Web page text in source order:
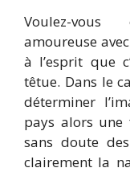
Voulez-
amoureuse
à l’esprit que
têtue. Dans le
déterminer
pays alors une
sans doute
clairement la